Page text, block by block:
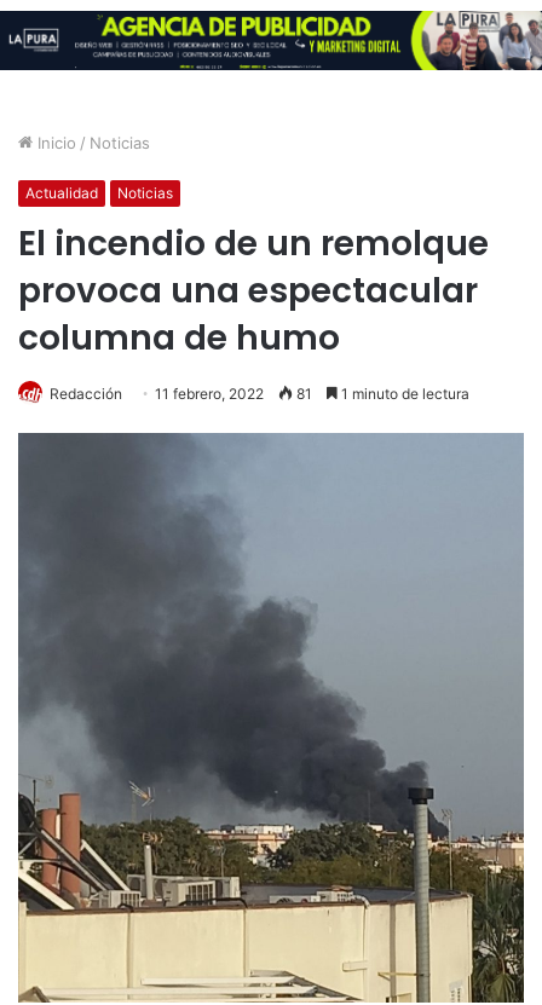
Inicio / Noticias
Actualidad Noticias
El incendio de un remolque
provoca una espectacular
columna de humo
Redacción 11 febrero, 2022 81 1 minuto de lectura